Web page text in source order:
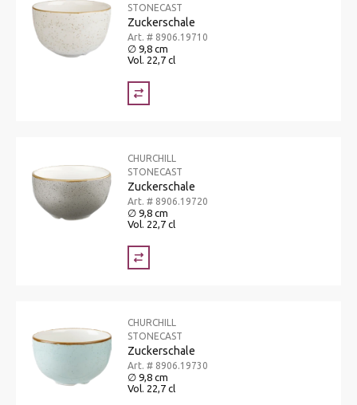
STONECAST
Zuckerschale
Art. # 8906.19710
∅ 9,8 cm
Vol. 22,7 cl
CHURCHILL
STONECAST
Zuckerschale
Art. # 8906.19720
∅ 9,8 cm
Vol. 22,7 cl
CHURCHILL
STONECAST
Zuckerschale
Art. # 8906.19730
∅ 9,8 cm
Vol. 22,7 cl